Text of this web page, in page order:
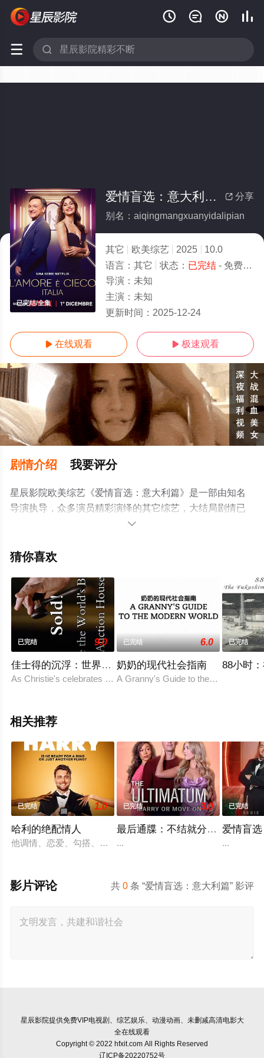
   
 
已完结/全集
 分享
爱情盲选：意大利篇(全集)
别名：aiqingmangxuanyidalipian
其它 欧美综艺 2025
10.0
语言： 其它 状态： 已完结- 免费在线观看
导演： 未知
主演： 未知
更新时间： 2025-12-24
 在线观看  极速观看
剧情介绍 我要评分
星辰影院欧美综艺《爱情盲选：意大利篇》是一部由知名
导演执导，众多演员精彩演绎的其它综艺，大结局剧情已
揭晓（已完结），手机免费观看高清无删减完整版综艺节
猫或剧情网等平台了解。

猜你喜欢
已完结 9.0
佳士得的沉浮：世界最大拍卖行
As Christie's celebrates its 250th anniversary, this
已完结 6.0
奶奶的现代社会指南
A Granny's Guide to the Modern
已完结
88小时
相关推荐
已完结 1.0
哈利的绝配情人
他调情、恋爱、勾搭、分手。他甚至用糖果戒指求婚。但现在
已完结 3.0
最后通牒：不结就分第四季
...
已完结
爱情盲
...
共0 条 “爱情盲选：意大利篇” 影评
影片评论
星辰影院提供免费VIP电视剧、综艺娱乐、动漫动画、未删减高清电影大
全在线观看
Copyright © 2022 hfxit.com All Rights Reserved
辽ICP备20220752号